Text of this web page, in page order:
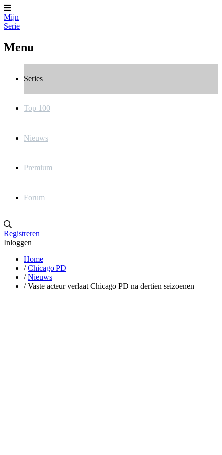
Mijn
Serie
Menu
Series
Top 100
Nieuws
Premium
Forum
Registreren
Inloggen
Home
/ Chicago PD
/ Nieuws
/ Vaste acteur verlaat Chicago PD na dertien seizoenen